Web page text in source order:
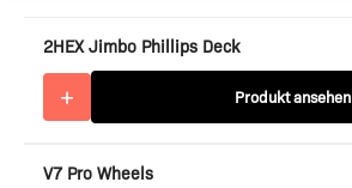
2HEX Jimbo Phillips Deck
+ Produkt ansehen
V7 Pro Wheels